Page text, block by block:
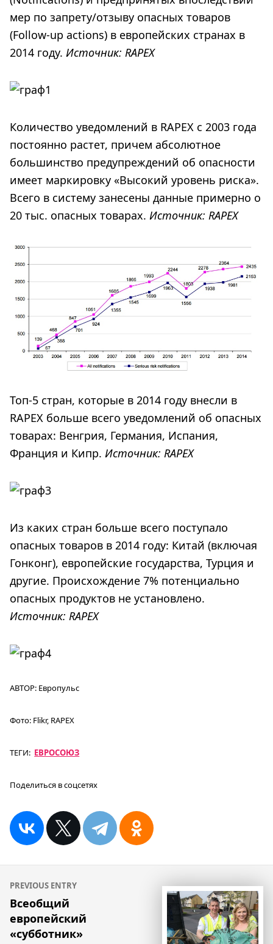
мер по запрету/отзыву опасных товаров
(Follow-up actions) в европейских странах в
2014 году. Источник: RAPEX
Количество уведомлений в RAPEX с 2003 года
постоянно растет, причем абсолютное
большинство предупреждений об опасности
имеет маркировку «Высокий уровень риска».
Всего в систему занесены данные примерно о
20 тыс. опасных товарах. Источник: RAPEX
Топ-5 стран, которые в 2014 году внесли в
RAPEX больше всего уведомлений об опасных
товарах: Венгрия, Германия, Испания,
Франция и Кипр. Источник: RAPEX
Из каких стран больше всего поступало
опасных товаров в 2014 году: Китай (включая
Гонконг), европейские государства, Турция и
другие. Происхождение 7% потенциально
опасных продуктов не установлено.
Источник: RAPEX
АВТОР: Европульс
Фото: Flikr, RAPEX
ТЕГИ: ЕВРОСОЮЗ
Поделиться в соцсетях
Навигация
по
записям
PREVIOUS ENTRY
Всеобщий
европейский
«субботник»